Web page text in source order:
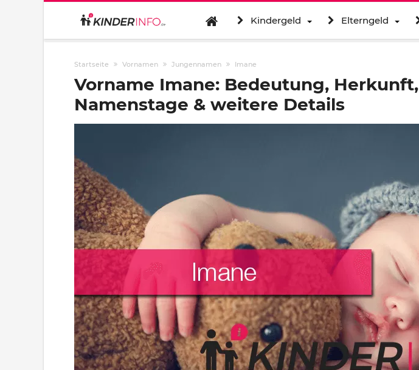
Kindergeld Elterngeld
Startseite Vornamen Jungennamen Imane
Vorname Imane: Bedeutung, Herkunft,
Namenstage & weitere Details